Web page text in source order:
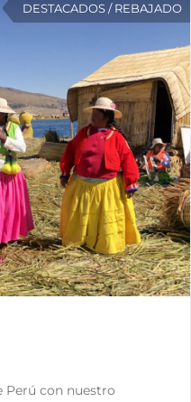
DESTACADOS / REBAJADO
Perú con nuestro